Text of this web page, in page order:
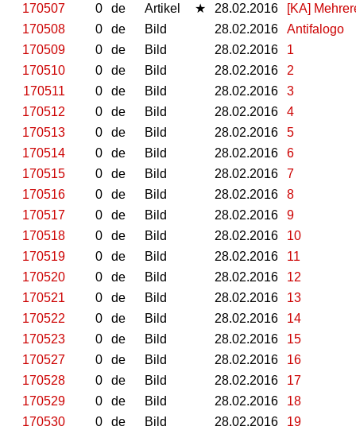
170507
0 de Artikel ★ 28.02.2016
[KA]
170508
0 de Bild 28.02.2016
Antifalogo
170509
0 de Bild 28.02.2016
1
170510
0 de Bild 28.02.2016
2
170511
0 de Bild 28.02.2016
3
170512
0 de Bild 28.02.2016
4
170513
0 de Bild 28.02.2016
5
170514
0 de Bild 28.02.2016
6
170515
0 de Bild 28.02.2016
7
170516
0 de Bild 28.02.2016
8
170517
0 de Bild 28.02.2016
9
170518
0 de Bild 28.02.2016
10
170519
0 de Bild 28.02.2016
11
170520
0 de Bild 28.02.2016
12
170521
0 de Bild 28.02.2016
13
170522
0 de Bild 28.02.2016
14
170523
0 de Bild 28.02.2016
15
170527
0 de Bild 28.02.2016
16
170528
0 de Bild 28.02.2016
17
170529
0 de Bild 28.02.2016
18
170530
0 de Bild 28.02.2016
19